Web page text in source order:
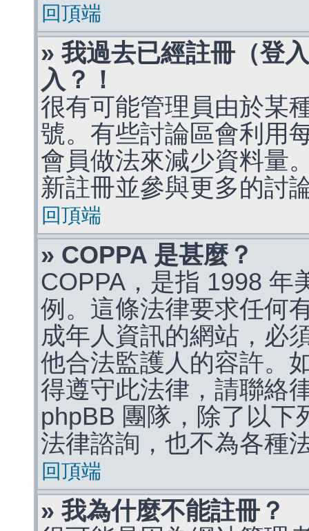
回頂端
» 我過去已經註冊（登
入？！
很有可能管理員由於某
號。有些討論區會利用
會員做法來減少資料量
新註冊並參與更多的討
回頂端
» COPPA 是甚麼？
COPPA，是指 1998 年
例。這條法律要求任何
成年人資訊的網站，必
他合法監護人的容許。
得遵守此法律，請聯絡
phpBB 團隊，除了以下
法律諮詢，也不為各種
回頂端
» 我為什麼不能註冊？